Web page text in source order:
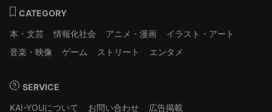
CATEGORY
本・文芸
情報化社会 アニメ・漫画
イラスト・アート
音楽・映像
ゲーム ストリート エンタメ
SERVICE
KAI-YOUについて
お問い合わせ 広告掲載